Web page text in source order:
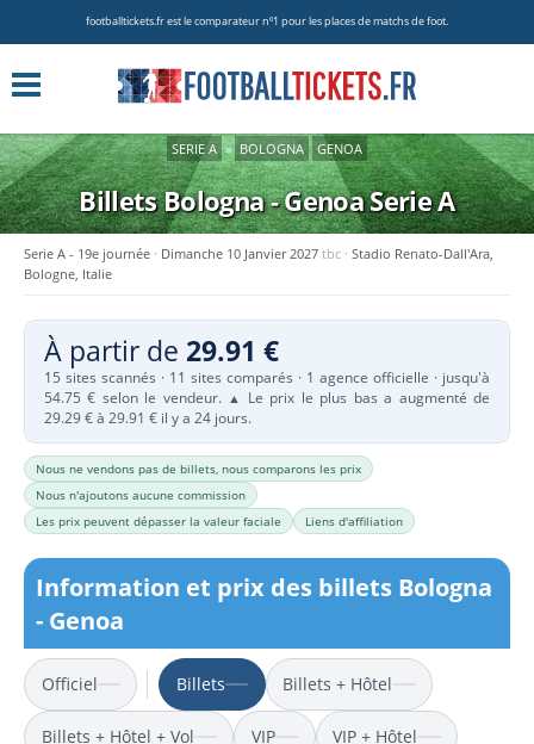
footballtickets.fr est le comparateur nº1 pour les places de matchs de foot.
SERIE A » BOLOGNA GENOA
Billets Bologna - GenoaSerie A
Serie A - 19e journée Dimanche 10 Janvier 2027 tbc
Stadio Renato-Dall'Ara,
Bologne, Italie
À partir de 29.91 €
15 sites scannés · 11 sites comparés · 1 agence officielle · jusqu'à
54.75 € selon le vendeur. ▲
Le prix le plus bas a augmenté de
29.29 € à 29.91 € il y a 24 jours.
Nous ne vendons pas de billets, nous comparons les prix
Nous n'ajoutons aucune commission
Les prix peuvent dépasser la valeur faciale
Liens d'affiliation
Information et prix des billets Bologna
- Genoa
Officiel Billets Billets + Hôtel
Billets + Hôtel + Vol VIP VIP + Hôtel